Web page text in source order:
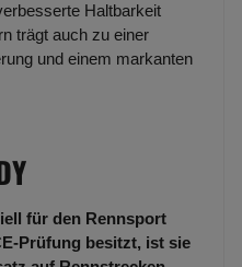
Haltbarkeit
trägt auch zu einer
und einem markanten
für den Rennsport
Prüfung besitzt, ist sie